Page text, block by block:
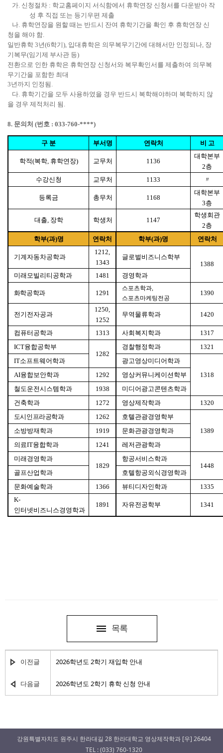
가. 신청절차 : 학교홈페이지 서식함에서 휴학연장 신청서를 다운받아 작
성 후 직접 또는 등기우편 제출
나. 휴학연장을 원할 때는 반드시 잔여 휴학기간을 확인 후 휴학연장 신
청을 해야 함.
일반휴학 3년(6학기), 입대휴학은 의무복무기간에 대해서만 인정되나, 장
기복무(임기제 부사관 등)
전환으로 인한 휴학은 휴학연장 신청서와 복무확인서를 제출하여 의무복
무기간을 포함한 최대
3년까지 인정됨 .
다. 휴학기간을 모두 사용하였을 경우 반드시 복학해야하며 복학하지 않
을 경우 제적처리 됨 .
8. 문의처 (번호 : 033-760-****)
구 분 부서명 연락처
비 고
학적(복학, 휴학연장) 교무처 1136
대학본부
2층
수강신청
교무처 1133
〃
등록금
총무처 1168
대학본부
3층
대출, 장학 학생처 1147
학생회관
2층
학부(과)명 연락처 학부(과)명
연락처
기계자동차공학과
1212,
1343
글로벌비즈니스학부
1388
미래모빌리티공학과 1481
경영학과
화학공학과
1291
스포츠학과,
스포츠마케팅전공
1390
전기전자공과
1250,
1252
무역물류학과 1420
컴퓨터공학과 1313 사회복지학과
1317
ICT융합공학부
1282
경찰행정학과
1321
IT소프트웨어학과 광고영상미디어학과
1318
AI융합보안학과 1292
영상커뮤니케이션학부
철도운전시스템학과
1938
미디어광고콘텐츠학과
건축학과
1272 영상제작학과 1320
도시인프라공학과 1262 호텔관광경영학부
1389
소방방재학과 1919
문화관광경영학과
의료IT융합학과 1241
레저관광학과
미래경영학과
1829
항공서비스학과
1448
골프산업학과
호텔항공외식경영학과
문화예술학과
1366 뷰티디자인학과
1335
K-
인터넷비즈니스경영학과
1891 자유전공학부 1341
목록
이전글 2026학년도 2학기 재입학 안내
다음글 2026학년도 2학기 휴학 신청 안내
강원특별자치도 원주시 한라대길 28 한라대학교 영상제작학과 [우] 26404
TEL : (033) 760-1320